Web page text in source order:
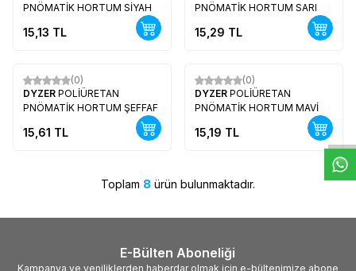
WhtsappDeseHatt
PNÖMATİK HORTUM SİYAH
15,13 TL
PNÖMATİK HORTUM SARI
15,29 TL
Yeni
(0)
DYZER POLİÜRETAN
PNÖMATİK HORTUM ŞEFFAF
15,61 TL
Yeni
(0)
DYZER POLİÜRETAN
PNÖMATİK HORTUM MAVİ
15,19 TL
Toplam 8 ürün bulunmaktadır.
E-Bülten Aboneliği
Kampanya ve yeniliklerden haberdar olmak için e-bültenimize abone